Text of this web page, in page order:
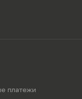
платежи